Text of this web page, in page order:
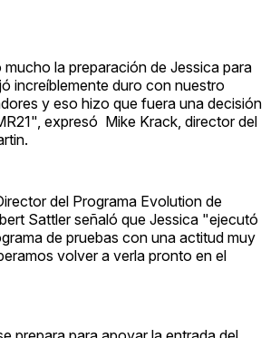
la preparación de Jessica para
increíblemente duro con nuestro
y eso hizo que fuera una decisión
expresó Mike Krack, director del
del Programa Evolution de
Sattler señaló que Jessica "ejecutó
de pruebas con una actitud muy
volver a verla pronto en el